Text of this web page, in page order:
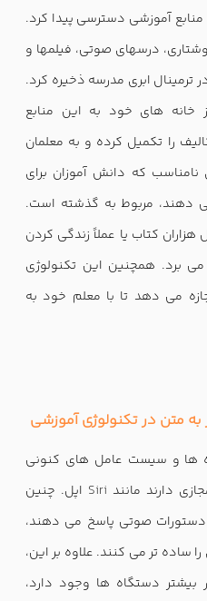
آموزشی دسترسی پیدا کرد.
درسهای صوتی، فیلمها و
ترمینال ابری مدرسه ذخیره کرد.
خانه های خود به این منابع
را تکمیل کرده و به معلمان
نامناسب که دانش آموزان برای
می دهند، مربوط به گذشته است.
کتاب یا عملاً زندگی کردن
می برد. همچنین این تکنولوژی
می دهد تا با معلم خود به
به متن در تکنولوژی آموزشی
ها و سیست عامل های کنونی
دارند مانند Siri اپل. چنین
صوتی پاسخ می دهند،
ساده تر می کنند. علاوه بر این،
بیشتر دستگاه ها وجود دارد،